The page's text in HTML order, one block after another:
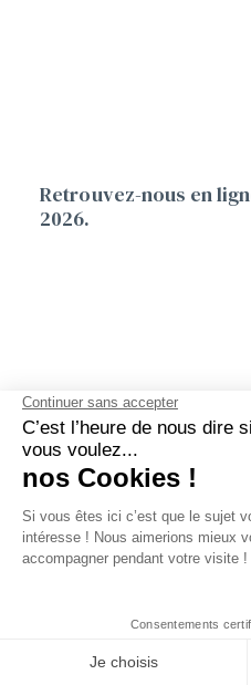
Retrouvez-nous en
2026.